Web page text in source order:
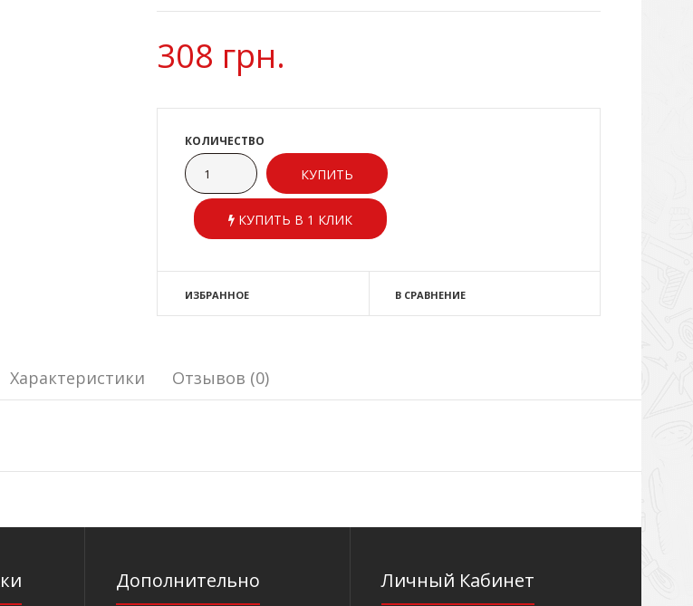
308 грн.
КОЛИЧЕСТВО
КУПИТЬ В 1 КЛИК
ИЗБРАННОЕ В СРАВНЕНИЕ
Характеристики Отзывов (0)
Дополнительно Личный Кабинет